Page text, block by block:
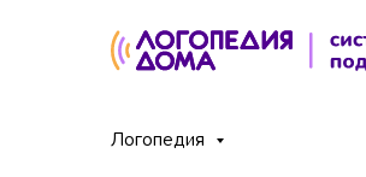
Логопедия
Главная / Блог Какие